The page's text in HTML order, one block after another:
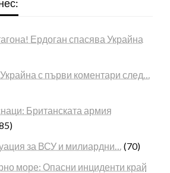
Ердоган спасява Украйна
с първи коментари след…
Британската армия
за ВСУ и милиардни… (70)
море: Опасни инциденти край